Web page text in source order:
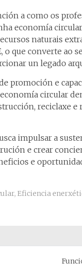
a como os
economía
naturais
o que converte ao
un legado
promoción e
circular
reciclaxe
impulsar a
e crear
e
, Eficiencia